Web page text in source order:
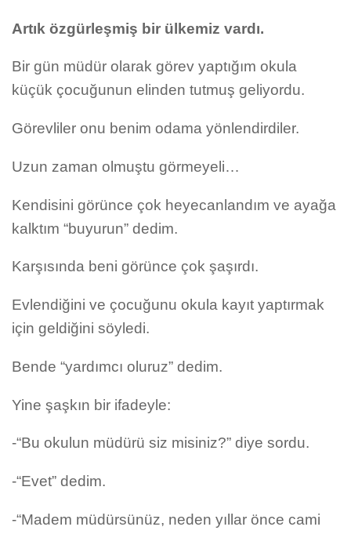
Artık özgürleşmiş bir ülkemiz vardı.
Bir gün müdür olarak görev yaptığım okula
küçük çocuğunun elinden tutmuş geliyordu.
Görevliler onu benim odama yönlendirdiler.
Uzun zaman olmuştu görmeyeli…
Kendisini görünce çok heyecanlandım ve ayağa
kalktım “buyurun” dedim.
Karşısında beni görünce çok şaşırdı.
Evlendiğini ve çocuğunu okula kayıt yaptırmak
için geldiğini söyledi.
Bende “yardımcı oluruz” dedim.
Yine şaşkın bir ifadeyle:
-“Bu okulun müdürü siz misiniz?” diye sordu.
-“Evet” dedim.
-“Madem müdürsünüz, neden yıllar önce cami